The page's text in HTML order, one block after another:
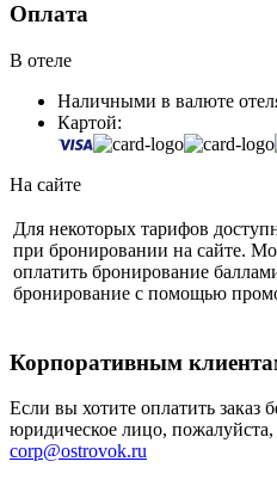
Оплата
В отеле
Наличными в валюте
Картой:
На сайте
Для некоторых тарифов
при бронировании на сайте.
оплатить бронирование
бронирование с помощью
Корпоративным
Если вы хотите оплатить заказ
юридическое лицо,
corp@ostrovok.ru